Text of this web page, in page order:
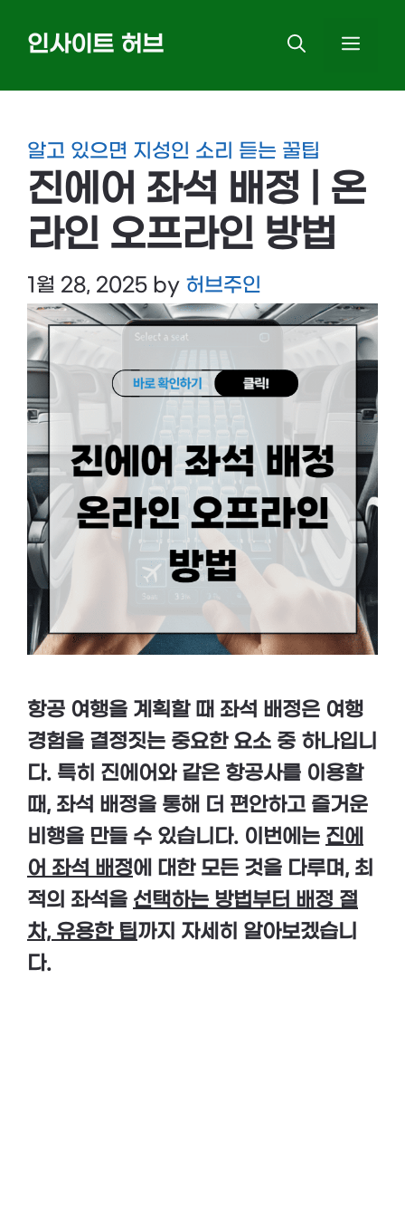
인사이트 허브
알고 있으면 지성인 소리 듣는 꿀팁
진에어 좌석 배정 | 온
라인 오프라인 방법
1월 28, 2025 by 허브주인
항공 여행을 계획할 때 좌석 배정은 여행
경험을 결정짓는 중요한 요소 중 하나입니
다. 특히 진에어와 같은 항공사를 이용할
때, 좌석 배정을 통해 더 편안하고 즐거운
비행을 만들 수 있습니다. 이번에는 진에
어 좌석 배정에 대한 모든 것을 다루며, 최
적의 좌석을 선택하는 방법부터 배정 절
차, 유용한 팁까지 자세히 알아보겠습니
다.